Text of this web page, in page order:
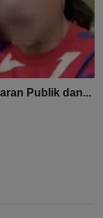
Publik dan...